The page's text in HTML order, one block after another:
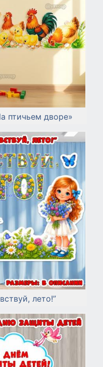
птичьем дворе»
лето!”